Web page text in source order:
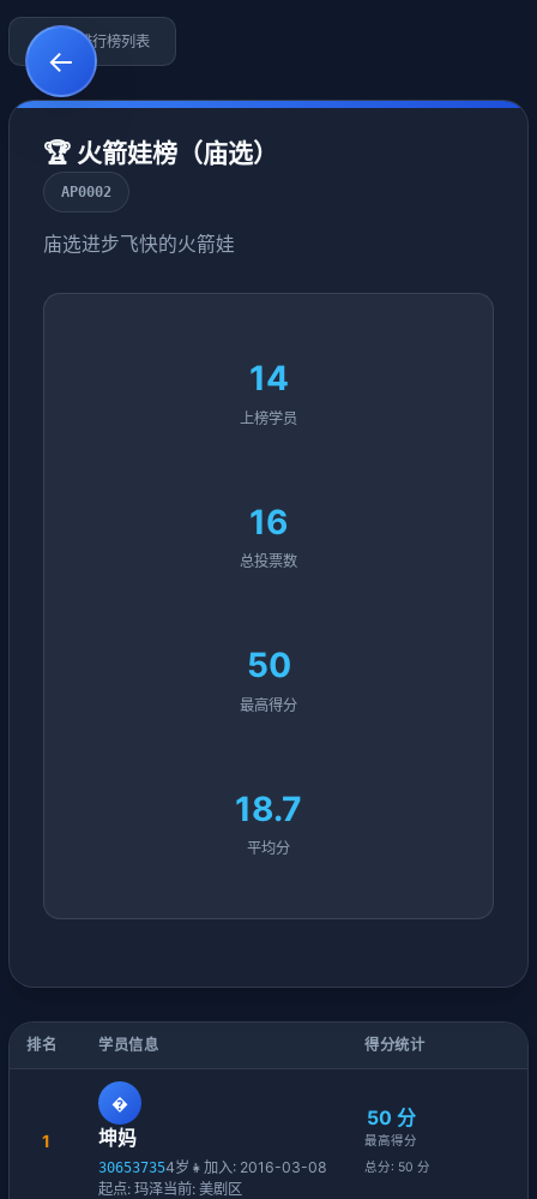
←
← 返回排行榜列表
🏆 火箭娃榜（庙选）
AP0002
庙选进步飞快的火箭娃
14
上榜学员
16
总投票数
50
最高得分
18.7
平均分
排名 学员信息 得分统计
1
�
坤妈
306537354岁 👧 加入: 2016-03-08
起点: 玛泽当前: 美剧区
50 分
最高得分
总分: 50 分